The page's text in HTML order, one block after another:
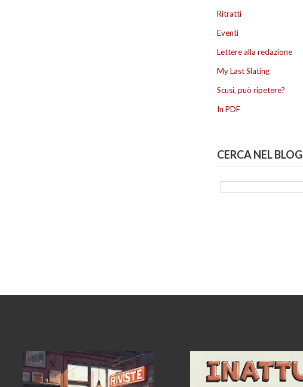
Ritratti
Eventi
Lettere alla redazione
My Last Slating
Scusi, può ripetere?
In PDF
CERCA NEL BLOG